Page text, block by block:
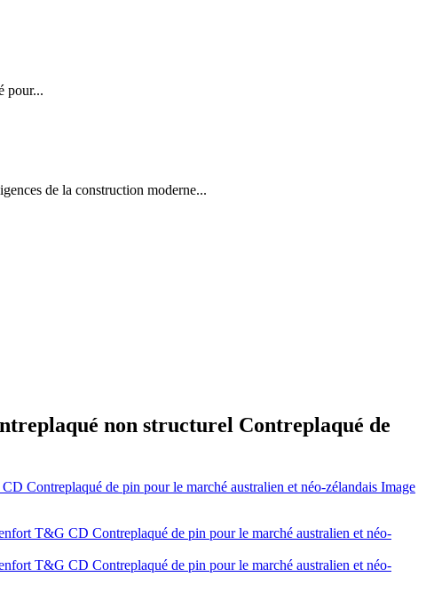
pour...
de la construction moderne...
non structurel Contreplaqué de